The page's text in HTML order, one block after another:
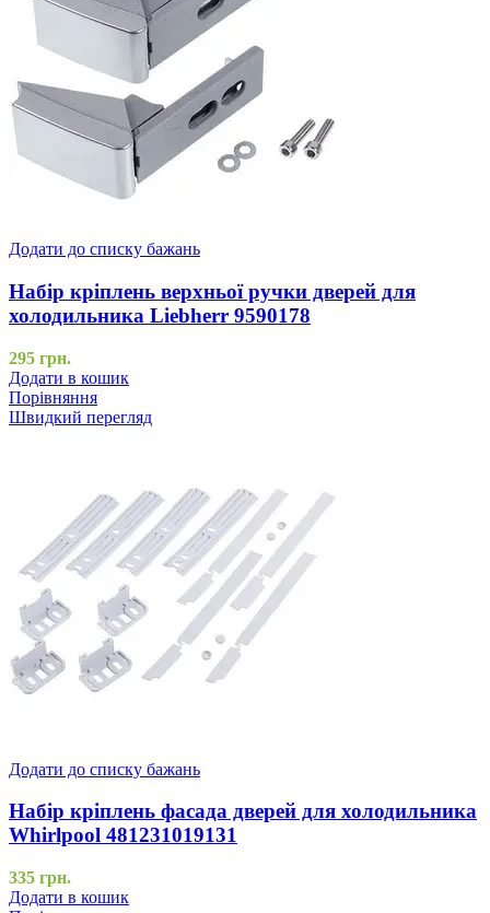
Додати до списку бажань
Набір кріплень верхньої ручки дверей для
холодильника Liebherr 9590178
295 грн.
Додати в кошик
Порівняння
Швидкий перегляд
Додати до списку бажань
Набір кріплень фасада дверей для холодильника
Whirlpool 481231019131
335 грн.
Додати в кошик